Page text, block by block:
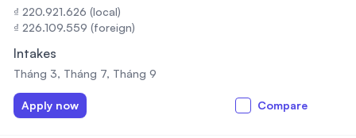
₫ 220.921.626 (local)
₫ 226.109.559 (foreign)
Intakes
Tháng 3, Tháng 7, Tháng 9
Apply now Compare